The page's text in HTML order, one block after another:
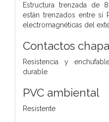
Estructura trenzada de
están trenzados entre sí
electromagnéticas del
Contactos
Resistencia y
durable
PVC ambiental
Resistente